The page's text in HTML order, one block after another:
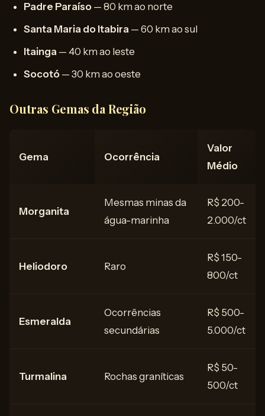
Padre Paraíso — 80 km ao norte
Santa Maria do Itabira — 60 km ao sul
Itainga — 40 km ao leste
Socotó — 30 km ao oeste
Outras Gemas da Região
Gema Ocorrência
Valor
Médio
Morganita
Mesmas minas da
água-marinha
R$ 200-
2.000/ct
Heliodoro Raro
R$ 150-
800/ct
Esmeralda
Ocorrências
secundárias
R$ 500-
5.000/ct
Turmalina Rochas graníticas
R$ 50-
500/ct